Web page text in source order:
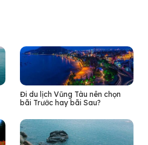
Đi du lịch Vũng Tàu nên chọn
bãi Trước hay bãi Sau?